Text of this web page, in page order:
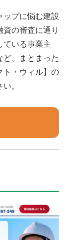
ップに悩む建設
の審査に通り
ている事業主
ど、まとまった
ト・ウィル】の
。